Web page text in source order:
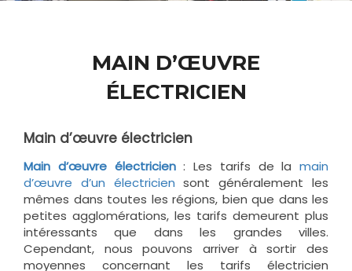
MAIN D’ŒUVRE
ÉLECTRICIEN
Main d’œuvre électricien
Main d’œuvre électricien: Les tarifs de la main
d’œuvre d’un électricien sont généralement les
mêmes dans toutes les régions, bien que dans les
petites agglomérations, les tarifs demeurent plus
intéressants que dans les grandes villes.
Cependant, nous pouvons arriver à sortir des
moyennes concernant les tarifs électricien